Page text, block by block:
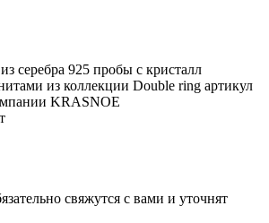
серебра 925 пробы с кристалл
из коллекции Double ring артикул
KRASNOE
свяжутся с вами и уточнят